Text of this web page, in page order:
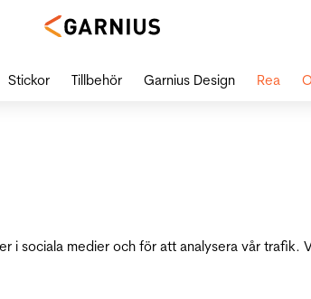
sociala medier och för att analysera vår
Stickor Tillbehör Garnius Design Rea